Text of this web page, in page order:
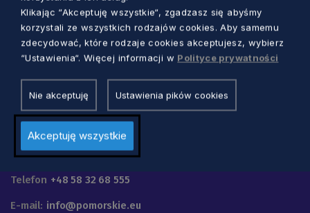
Urząd Marszałkowski
Województwa Pomorskiego
Telefon +48 58 32 68 555
E-mail: info@pomorskie.eu
Klikając “Akceptuję wszystkie“, zgadzasz się abyśmy
korzystali ze wszystkich rodzajów cookies. Aby samemu
zdecydować, które rodzaje cookies akceptujesz, wybierz
“Ustawienia“. Więcej informacji w Polityce prywatności
Nie akceptuję Ustawienia pików cookies
Akceptuję wszystkie